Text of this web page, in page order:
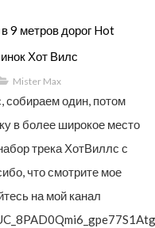
9 метров дорог Hot
Хот Вилс
Mister Max
собираем один, потом
в более широкое место
трека ХотВиллс с
что смотрите мое
на мой канал